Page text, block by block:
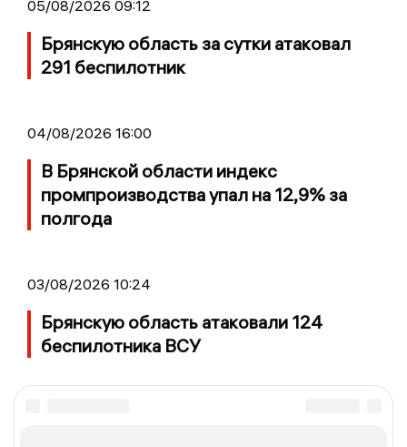
05/08/2026 09:12
Брянскую область за сутки атаковал
291 беспилотник
04/08/2026 16:00
В Брянской области индекс
промпроизводства упал на 12,9% за
полгода
03/08/2026 10:24
Брянскую область атаковали 124
беспилотника ВСУ